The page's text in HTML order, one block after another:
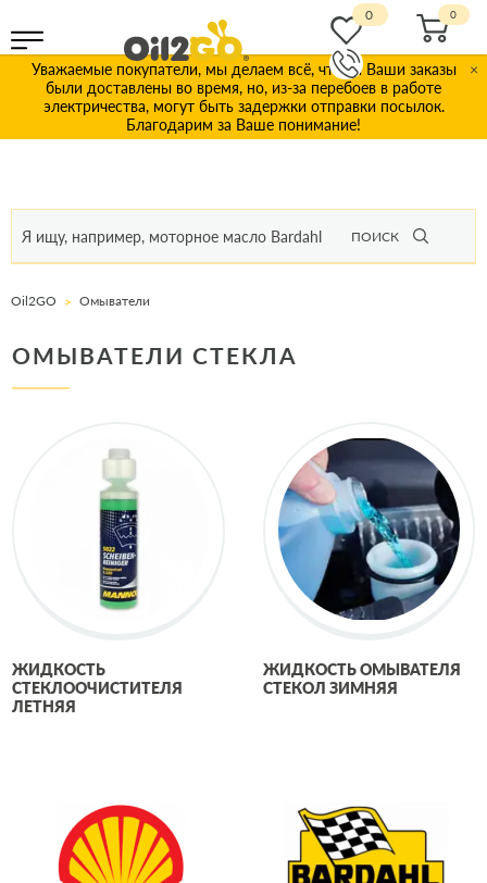
Уважаемые покупатели, мы делаем всё, чтобы Ваши заказы
были доставлены во время, но, из-за перебоев в работе
электричества, могут быть задержки отправки посылок.
Благодарим за Ваше понимание!
×
ПОИСК
0
Oil2GO Омыватели
ОМЫВАТЕЛИ СТЕКЛА
ЖИДКОСТЬ
СТЕКЛООЧИСТИТЕЛЯ
ЛЕТНЯЯ
ЖИДКОСТЬ ОМЫВАТЕЛЯ
СТЕКОЛ ЗИМНЯЯ